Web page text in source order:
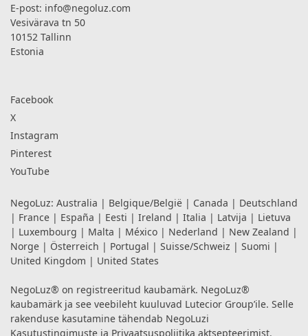
E-post: info@negoluz.com
Vesivärava tn 50
10152 Tallinn
Estonia
Facebook
X
Instagram
Pinterest
YouTube
NegoLuz: Australia | Belgique/België | Canada | Deutschland
| France | España | Eesti | Ireland | Italia | Latvija | Lietuva
| Luxembourg | Malta | México | Nederland | New Zealand |
Norge | Österreich | Portugal | Suisse/Schweiz | Suomi |
United Kingdom | United States
NegoLuz® on registreeritud kaubamärk. NegoLuz®
kaubamärk ja see veebileht kuuluvad Lutecior Group’ile. Selle
rakenduse kasutamine tähendab NegoLuzi
Kasutustingimuste ja Privaatsuspoliitika aktsepteerimist.